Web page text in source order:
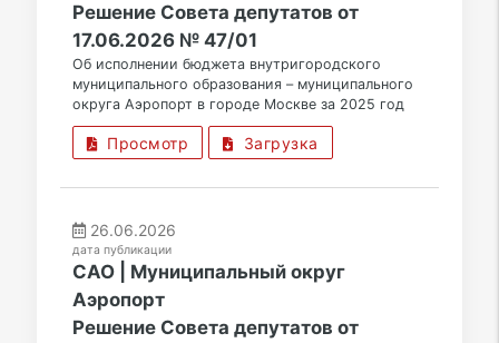
Решение Совета депутатов от
17.06.2026 № 47/01
Об исполнении бюджета внутригородского
муниципального образования – муниципального
округа Аэропорт в городе Москве за 2025 год
Просмотр Загрузка
26.06.2026
дата публикации
САО | Муниципальный округ
Аэропорт
Решение Совета депутатов от